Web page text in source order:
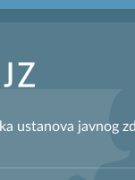
ustanova javnog